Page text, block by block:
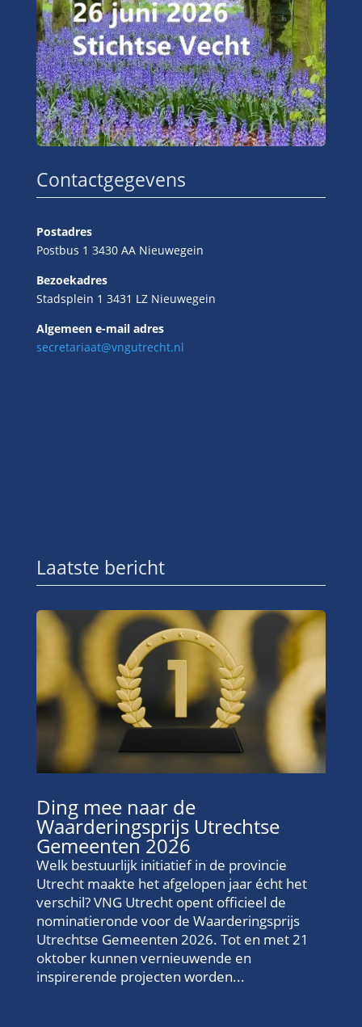
Contactgegevens
Postadres
Postbus 1 3430 AA Nieuwegein
Bezoekadres
Stadsplein 1 3431 LZ Nieuwegein
Algemeen e-mail adres
secretariaat@vngutrecht.nl
Laatste bericht
Ding mee naar de
Waarderingsprijs Utrechtse
Gemeenten 2026
Welk bestuurlijk initiatief in de provincie
Utrecht maakte het afgelopen jaar écht het
verschil? VNG Utrecht opent officieel de
nominatieronde voor de Waarderingsprijs
Utrechtse Gemeenten 2026. Tot en met 21
oktober kunnen vernieuwende en
inspirerende projecten worden...